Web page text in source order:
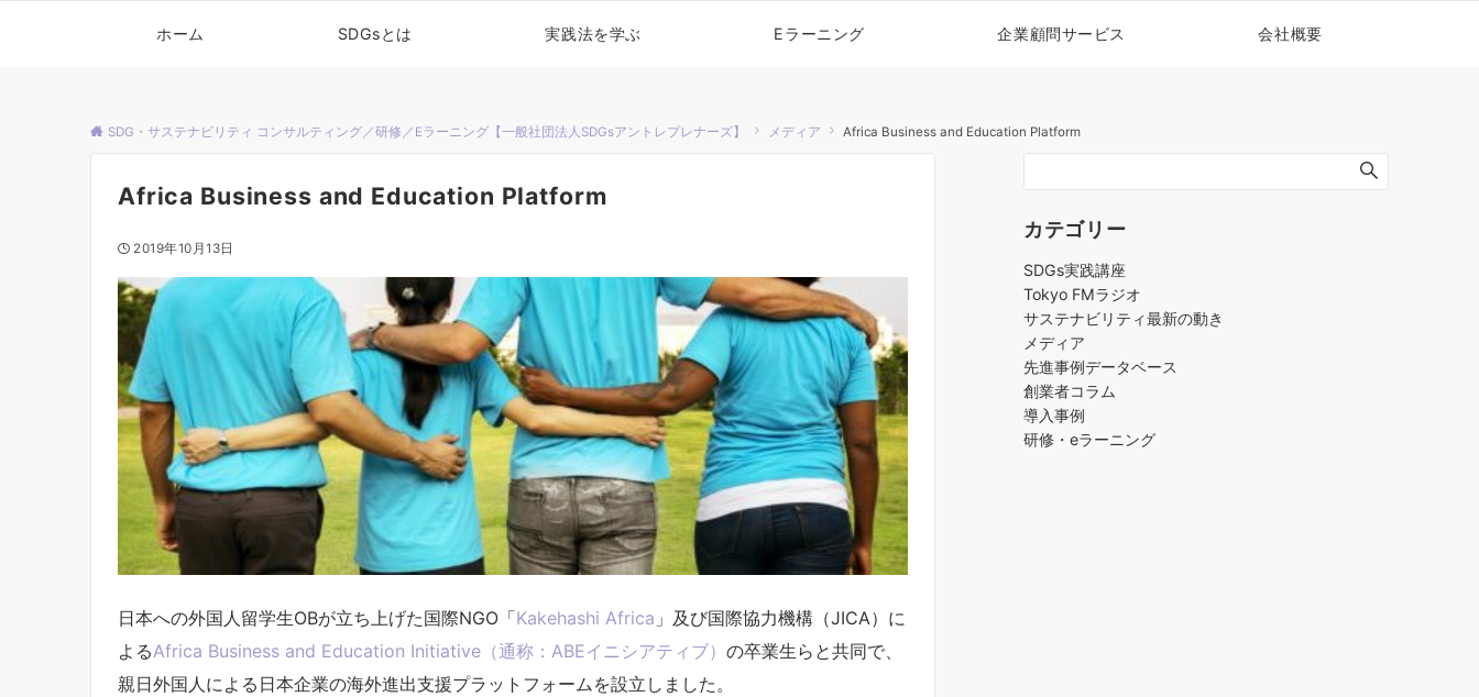
ホーム SDGsとは 実践法を学ぶ Eラーニング 企業顧問サービス 会社概要
SDG・サステナビリティ コンサルティング／研修／Eラーニング【一般社団法人SDGsアントレプレナーズ】 メディア Africa Business and Education Platform
Africa Business and Education Platform
2019年10月13日
日本への外国人留学生OBが立ち上げた国際NGO「Kakehashi Africa 」及び国際協力機構（JICA）に
よるAfrica Business and Education Initiative（通称：ABEイニシアティブ） の卒業生らと共同で、
親日外国人による日本企業の海外進出支援プラットフォームを設立しました。
カテゴリー
SDGs実践講座
Tokyo FMラジオ
サステナビリティ最新の動き
メディア
先進事例データベース
創業者コラム
導入事例
研修・eラーニング